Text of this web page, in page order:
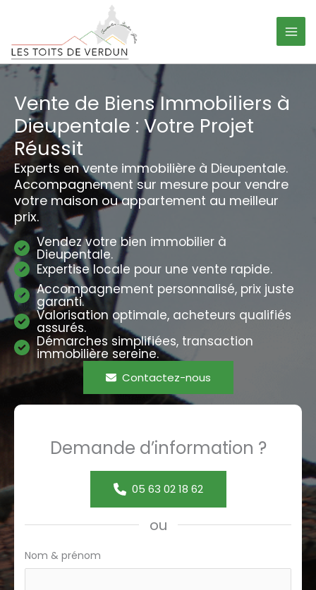
contenu
Vente de Biens Immobiliers à
Dieupentale : Votre Projet
Réussit
Experts en vente immobilière à Dieupentale.
Accompagnement sur mesure pour vendre
votre maison ou appartement au meilleur
prix.
Vendez votre bien immobilier à
Dieupentale.
Expertise locale pour une vente rapide.
Accompagnement personnalisé, prix juste
garanti.
Valorisation optimale, acheteurs qualifiés
assurés.
Démarches simplifiées, transaction
immobilière sereine.
Contactez-nous
Demande d’information ?
05 63 02 18 62
ou
Formulaire
page
Nom & prénom
Panneau de gestion des cookies